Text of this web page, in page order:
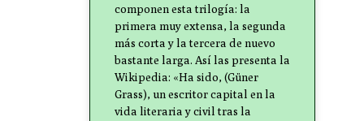
componen esta trilogía: la
primera muy extensa, la segunda
más corta y la tercera de nuevo
bastante larga. Así las presenta la
Wikipedia: «Ha sido, (Güner
Grass), un escritor capital en la
vida literaria y civil tras la